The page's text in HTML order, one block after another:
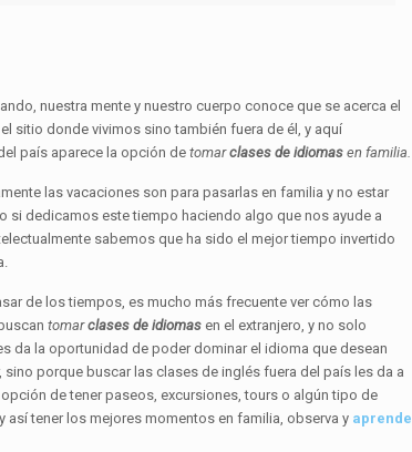
nuestra mente y nuestro cuerpo conoce que se acerca el
sitio donde vivimos sino también fuera de él, y aquí
país aparece la opción detomarclases de idiomasen familia.
las vacaciones son para pasarlas en familia y no estar
si dedicamos este tiempo haciendo algo que nos ayude a
sabemos que ha sido el mejor tiempo invertido
de los tiempos, es mucho más frecuente ver cómo las
tomarclases de idiomas en el extranjero, y no solo
da la oportunidad de poder dominar el idioma que desean
sino porque buscar las clases de inglés fuera del país les da a
opción de tener paseos, excursiones, tours o algún tipo de
así tener los mejores momentos en familia, observa y aprende